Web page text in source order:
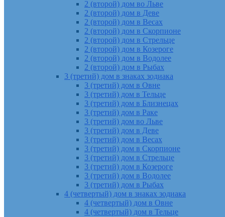
2 (второй) дом во Льве
2 (второй) дом в Деве
2 (второй) дом в Весах
2 (второй) дом в Скорпионе
2 (второй) дом в Стрельце
2 (второй) дом в Козероге
2 (второй) дом в Водолее
2 (второй) дом в Рыбах
3 (третий) дом в знаках зодиака
3 (третий) дом в Овне
3 (третий) дом в Тельце
3 (третий) дом в Близнецах
3 (третий) дом в Раке
3 (третий) дом во Льве
3 (третий) дом в Деве
3 (третий) дом в Весах
3 (третий) дом в Скорпионе
3 (третий) дом в Стрельце
3 (третий) дом в Козероге
3 (третий) дом в Водолее
3 (третий) дом в Рыбах
4 (четвертый) дом в знаках зодиака
4 (четвертый) дом в Овне
4 (четвертый) дом в Тельце